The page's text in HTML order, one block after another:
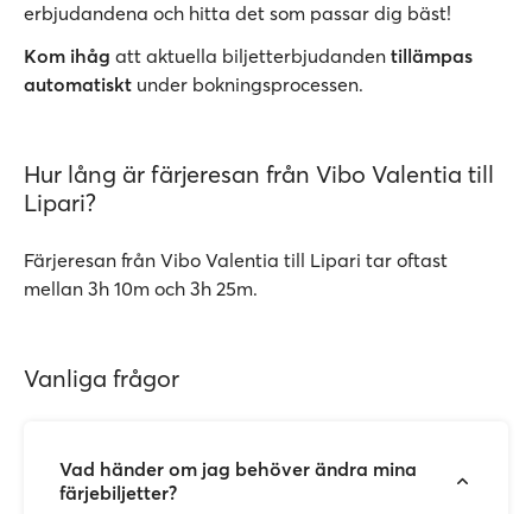
erbjudandena och hitta det som passar dig bäst!
Kom ihåg att aktuella biljetterbjudanden tillämpas
automatiskt under bokningsprocessen.
Hur lång är färjeresan från Vibo Valentia till
Lipari?
Färjeresan från Vibo Valentia till Lipari tar oftast
mellan 3h 10m och 3h 25m.
Vanliga frågor
Vad händer om jag behöver ändra mina
färjebiljetter?